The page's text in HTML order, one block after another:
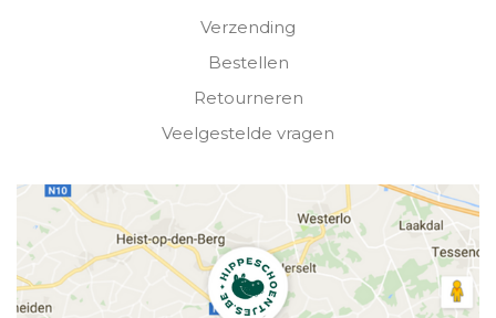
Verzending
Bestellen
Retourneren
Veelgestelde vragen